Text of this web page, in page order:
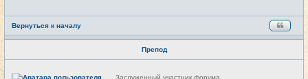
и
Вернуться к началу
Препод
Н
Заслуженный участник форума